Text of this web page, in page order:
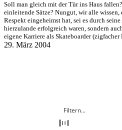
Soll man gleich mit der Tür ins Haus
einleitende Sätze? Nungut, wir alle wissen,
Respekt eingeheimst hat, sei es durch
hierzulande erfolgreich waren, sondern
eigene Karriere als Skateboarder
29. März 2004